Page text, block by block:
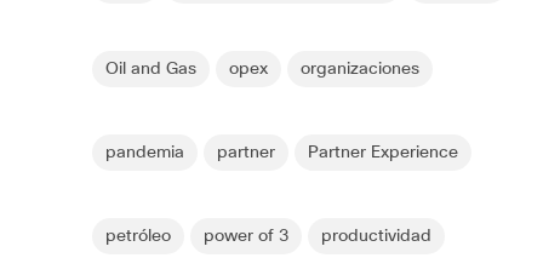
Oil and Gas opex organizaciones
pandemia partner Partner Experience
petróleo power of 3 productividad